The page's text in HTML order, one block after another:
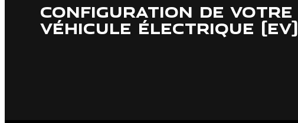
CONFIGURATION DE VOTRE
VÉHICULE ÉLECTRIQUE (EV)